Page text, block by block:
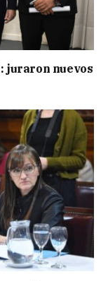
juraron nuevos